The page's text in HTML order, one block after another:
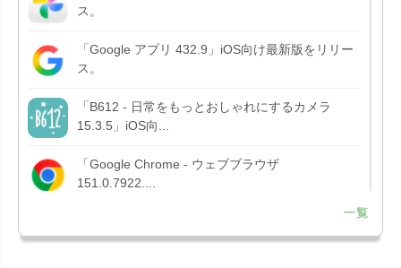
ス。
「Google アプリ 432.9」iOS向け最新版をリリー
ス。
「B612 - 日常をもっとおしゃれにするカメラ
15.3.5」iOS向...
「Google Chrome - ウェブブラウザ
151.0.7922....
「Microsoft OneDrive 18.7.3」iOS向け最新版を...
一覧